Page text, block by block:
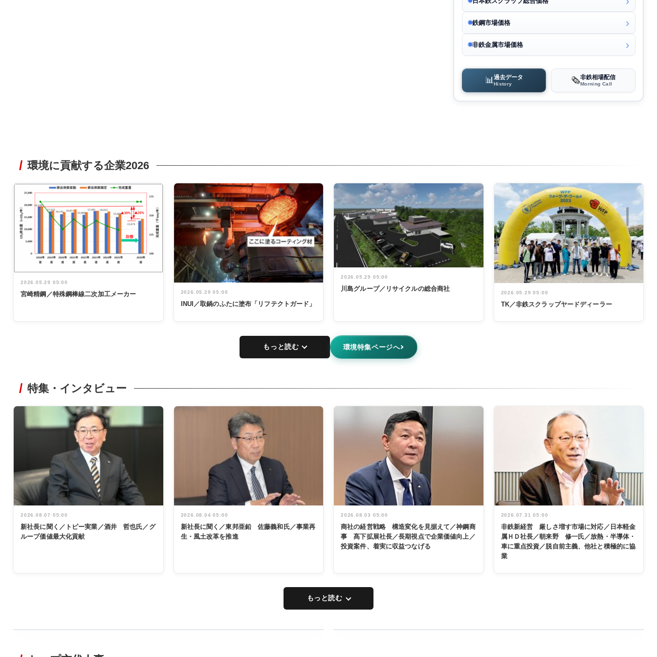
鉄鋼市場価格
非鉄金属市場価格
📊 過去データ
History 🗞️非鉄相場配信
Morning Call
環境に貢献する企業2026
2026.05.29 05:00
宮崎精鋼／特殊鋼棒線二次加工メーカー 2026.05.29 05:00
INUI／取鍋のふたに塗布「リフテクトガード」
2026.05.29 05:00
川島グループ／リサイクルの総合商社
2026.05.29 05:00
TK／非鉄スクラップヤードディーラー
もっと読む 環境特集ページへ
特集・インタビュー
2026.08.07 05:00
新社長に聞く／トピー実業／酒井 哲也氏／グ
ループ価値最大化貢献
2026.08.04 05:00
新社長に聞く／東邦亜鉛 佐藤義和氏／事業再
生・風土改革を推進
2026.08.03 05:00
商社の経営戦略 構造変化を見据えて／神鋼商
事 髙下拡展社長／長期視点で企業価値向上／
投資案件、着実に収益つなげる
2026.07.31 05:00
非鉄新経営 厳しさ増す市場に対応／日本軽金
属ＨＤ社長／朝来野 修一氏／放熱・半導体・
車に重点投資／脱自前主義、他社と積極的に協
業
もっと読む